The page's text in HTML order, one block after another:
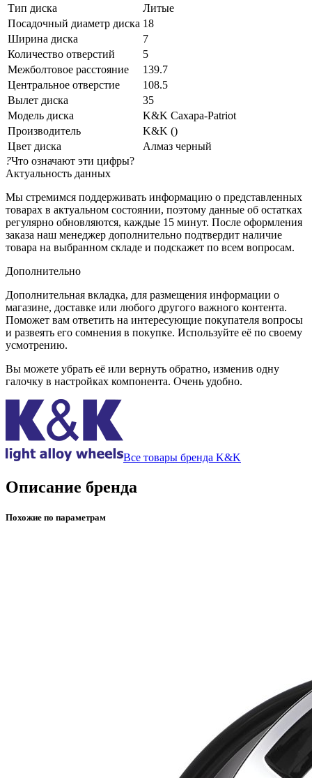
Тип диска
Литые
Посадочный диаметр диска 18
Ширина диска
7
Количество отверстий
5
Межболтовое расстояние
139.7
Центральное отверстие
108.5
Вылет диска
35
Модель диска
K&K Сахара-Patriot
Производитель
K&K ()
Цвет диска
Алмаз черный
?Что означают эти цифры?
Актуальность данных
Мы стремимся поддерживать информацию о представленных
товарах в актуальном состоянии, поэтому данные об остатках
регулярно обновляются, каждые 15 минут. После оформления
заказа наш менеджер дополнительно подтвердит наличие
товара на выбранном складе и подскажет по всем вопросам.
Дополнительно
Дополнительная вкладка, для размещения информации о
магазине, доставке или любого другого важного контента.
Поможет вам ответить на интересующие покупателя вопросы
и развеять его сомнения в покупке. Используйте её по своему
усмотрению.
Вы можете убрать её или вернуть обратно, изменив одну
галочку в настройках компонента. Очень удобно.
Все товары бренда K&K
Описание бренда
Похожие по параметрам